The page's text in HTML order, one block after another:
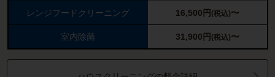
レンジフードクリーニング 16,500 円 (税込)〜
室内除菌 31,900 円 (税込)〜